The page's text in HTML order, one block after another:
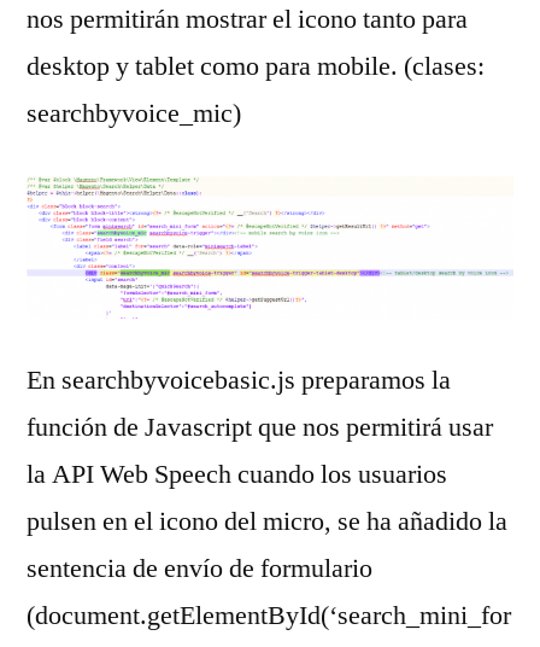
nos permitirán mostrar el icono tanto para
desktop y tablet como para mobile. (clases:
searchbyvoice_mic)
En searchbyvoicebasic.js preparamos la
función de Javascript que nos permitirá usar
la API Web Speech cuando los usuarios
pulsen en el icono del micro, se ha añadido la
sentencia de envío de formulario
(document.getElementById(‘search_mini_for